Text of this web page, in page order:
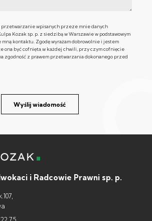
przetwarzanie wpisanych przeze mnie danych
Kozak sp. p. z siedzibą w Warszawie w podstawowym
kontaktu. Zgodę wyrażam dobrowolnie i jestem
ona być cofnięta w każdej chwili, przy czym cofnięcie
zgodność z prawem przetwarzania dokonanego przed
Wyślij wiadomość
i Radcowie Prawni sp. p.